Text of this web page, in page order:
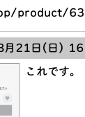
product/
21日(日)
これです。